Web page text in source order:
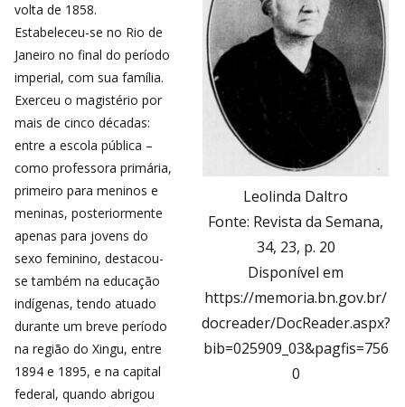
Leolinda Daltro
Fonte: Revista da Semana,
34, 23, p. 20
Disponível em
https://memoria.bn.gov.br/
docreader/DocReader.aspx?
bib=025909_03&pagfis=756
0
volta de 1858.
Estabeleceu-se no Rio de
Janeiro no final do período
imperial, com sua família.
Exerceu o magistério por
mais de cinco décadas:
entre a escola pública –
como professora primária,
primeiro para meninos e
meninas, posteriormente
apenas para jovens do
sexo feminino, destacou-
se também na educação
indígenas, tendo atuado
durante um breve período
na região do Xingu, entre
1894 e 1895, e na capital
federal, quando abrigou